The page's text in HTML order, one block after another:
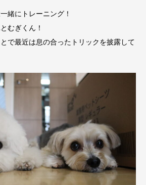
緒にトレーニング！
むぎくん！
で最近は息の合ったトリックを披露して